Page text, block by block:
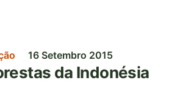
16 Setembro 2015
da Indonésia